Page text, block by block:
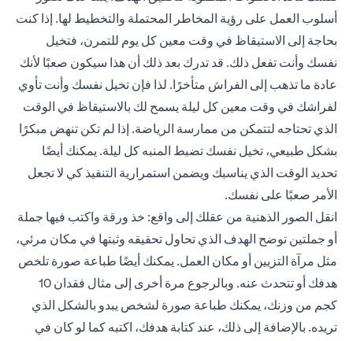
أسلوب العمل على رؤية المخاطر المحتملة والتخطيط لها. إذا كنت
بحاجة إلى الاستيقاظ في وقت معين كل يوم للتمرن، فتخيل
نفسك وأنت تفعل ذلك. قد تدرك بعد ذلك أن هذا سيكون صعبًا لأنك
عادة ما تذهب إلى الفراش متأخرًا. لذا فإن تخيل نفسك وأنت تأوي
لفراشك في وقت معين كل ليلة يسمح لك بالاستيقاظ في الوقت
الذي تحتاجه لتتمكن من ممارسة الرياضة. إذا لم تكن تنهض مبكرًا
بشكل طبيعي، تخيل نفسك تضبط المنبه كل ليلة. يمكنك أيضًا
تحديد الوقت الذي يناسبك ويضمن استمرارية التنفيذ كي لا تجعل
الأمر صعبًا على نفسك.
انقل الصور الذهنية من عقلك إلى واقع: خذ ورقة واكتب فيها جملة
أو جملتين توضح الهدف الذي تحاول تحقيقه وثبتها في مكان مرئي،
مثل مرآة التزيين أو مكان العمل. يمكنك أيضًا طباعة صورة تلخص
هدفك أو تتحدث عنه. وبالرجوع مرة أخرى إلى مثال فقدان 10
كجم من وزنك، يمكنك طباعة صورة لشخص يبدو بالشكل الذي
تريده. بالإضافة إلى ذلك، عند كتابة هدفك، اكتبه كما لو كان في